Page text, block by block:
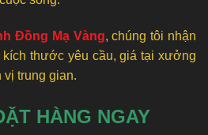
Đồng Mạ Vàng, chúng tôi nhận
kích thước yêu cầu, giá tại xưởng
vị trung gian.
HÀNG NGAY